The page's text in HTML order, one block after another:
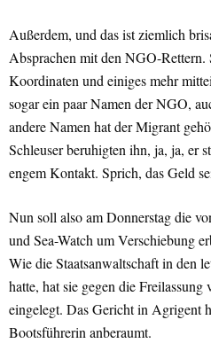
Außerdem, und das ist ziemlich
Absprachen mit den NGO-Rettern.
Koordinaten und einiges mehr
sogar ein paar Namen der NGO,
andere Namen hat der Migrant
Schleuser beruhigten ihn, ja, ja, er
engem Kontakt. Sprich, das Geld
Nun soll also am Donnerstag die
und Sea-Watch um Verschiebung
Wie die Staatsanwaltschaft in den
hatte, hat sie gegen die
eingelegt. Das Gericht in Agrigent
Bootsführerin anberaumt.